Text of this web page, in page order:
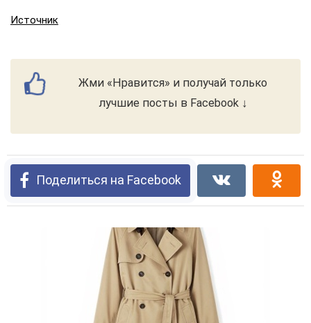
Источник
Жми «Нравится» и получай только
лучшие посты в Facebook ↓
Поделиться на Facebook